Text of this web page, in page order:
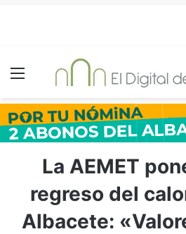
Menú
La AEMET
regreso del
Albacete: